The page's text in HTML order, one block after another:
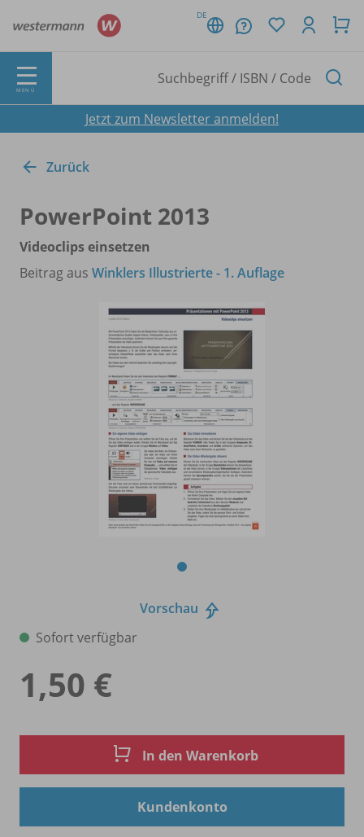
DE
MENÜ
Jetzt zum Newsletter anmelden!
Zurück
PowerPoint 2013
Videoclips einsetzen
Beitrag aus Winklers Illustrierte - 1. Auflage
Vorschau
Sofort verfügbar
1,50 €
In den Warenkorb
Kundenkonto